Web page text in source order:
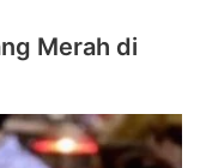
Merah di